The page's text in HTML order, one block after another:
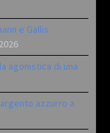
e Gallis.
agonistica di una
azzurro a